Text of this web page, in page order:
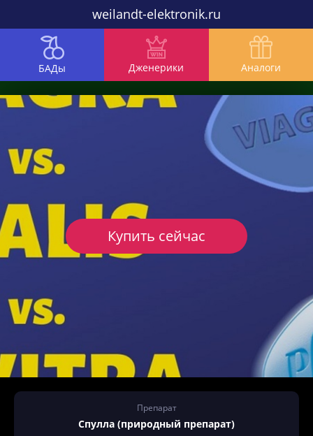
weilandt-elektronik.ru
БАДы Дженерики Аналоги
Препарат
Спулла (природный препарат)
Купить сейчас